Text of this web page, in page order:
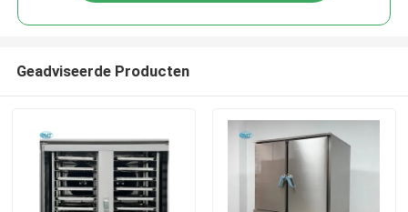
Geadviseerde Producten